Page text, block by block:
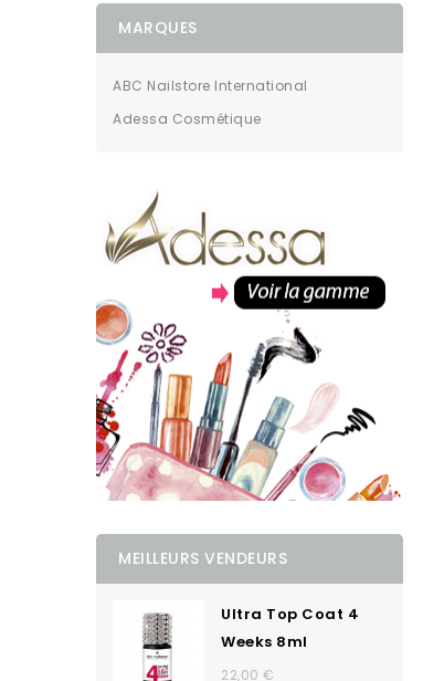
MARQUES
ABC Nailstore International
Adessa Cosmétique
MEILLEURS VENDEURS
Ultra Top Coat 4
Weeks 8ml
22,00 €